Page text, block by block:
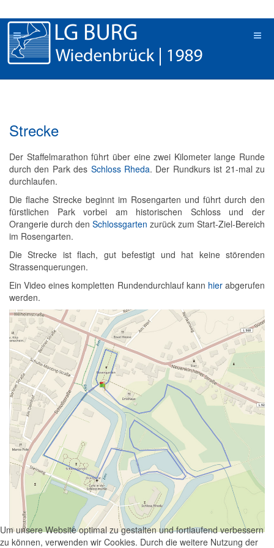
Strecke
Der Staffelmarathon führt über eine zwei Kilometer lange Runde
durch den Park des Schloss Rheda. Der Rundkurs ist 21-mal zu
durchlaufen.
Die flache Strecke beginnt im Rosengarten und führt durch den
fürstlichen Park vorbei am historischen Schloss und der
Orangerie durch den Schlossgarten zurück zum Start-Ziel-Bereich
im Rosengarten.
Die Strecke ist flach, gut befestigt und hat keine störenden
Strassenquerungen.
Ein Video eines kompletten Rundendurchlauf kann hierabgerufen
werden.
Um unsere Website optimal zu gestalten und fortlaufend verbessern
zu können, verwenden wir Cookies. Durch die weitere Nutzung der